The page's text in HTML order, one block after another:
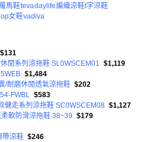
羅馬鞋tevadaylife編織涼鞋t字涼鞋
女鞋vadiva
$131
閒系列涼拖鞋 SL0WSCEM01 $1,119
$1,484
/耐磨休閒透氣涼拖鞋 $202
FWBL $583
健走系列涼拖鞋 SC0WSCEM08 $1,127
軟防滑涼拖鞋 38~39 $179
帶涼鞋 $246